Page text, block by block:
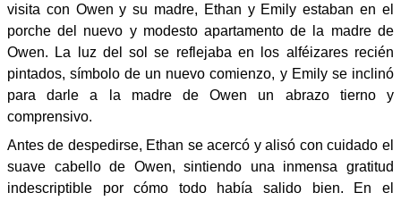
visita con Owen y su madre, Ethan y Emily estaban en el
porche del nuevo y modesto apartamento de la madre de
Owen. La luz del sol se reflejaba en los alféizares recién
pintados, símbolo de un nuevo comienzo, y Emily se inclinó
para darle a la madre de Owen un abrazo tierno y
comprensivo.
Antes de despedirse, Ethan se acercó y alisó con cuidado el
suave cabello de Owen, sintiendo una inmensa gratitud
indescriptible por cómo todo había salido bien. En el